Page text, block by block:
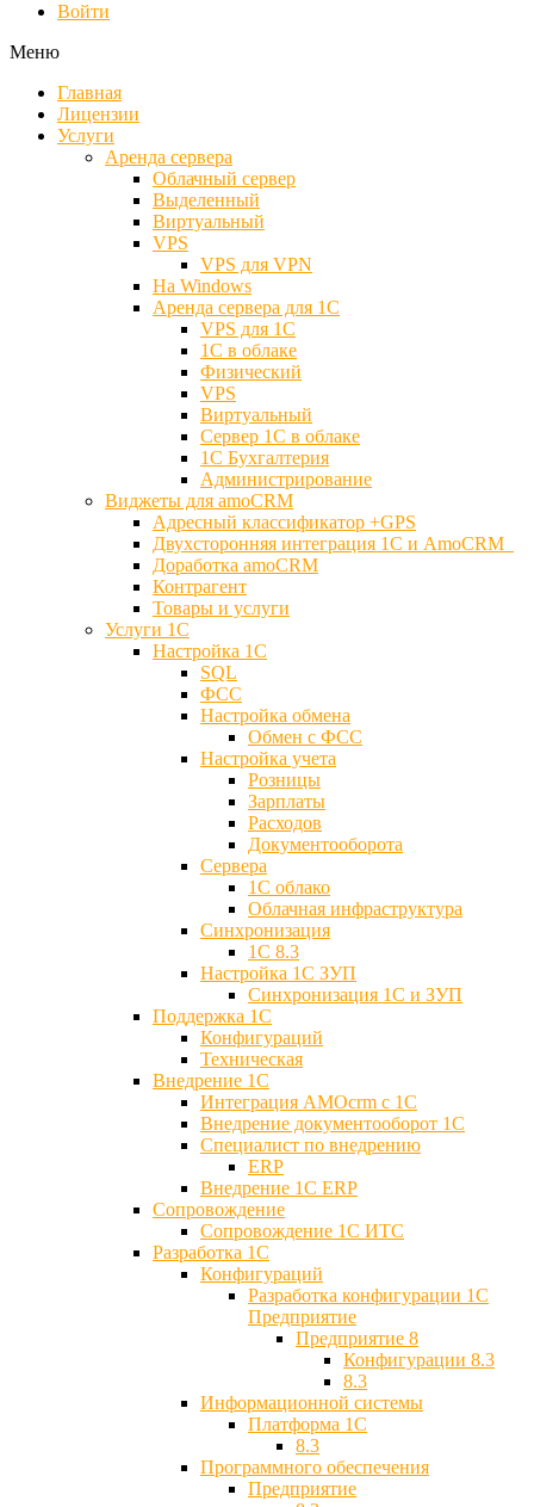
Войти
Меню
Главная
Лицензии
Услуги
Аренда сервера
Облачный сервер
Выделенный
Виртуальный
VPS
VPS для VPN
На Windows
Аренда сервера для 1С
VPS для 1С
1С в облаке
Физический
VPS
Виртуальный
Сервер 1С в облаке
1С Бухгалтерия
Администрирование
Виджеты для amoCRM
Адресный классификатор +GPS
Двухсторонняя интеграция 1С и AmoCRM
Доработка amoCRM
Контрагент
Товары и услуги
Услуги 1С
Настройка 1С
SQL
ФСС
Настройка обмена
Обмен с ФСС
Настройка учета
Розницы
Зарплаты
Расходов
Документооборота
Сервера
1С облако
Облачная инфраструктура
Синхронизация
1С 8.3
Настройка 1С ЗУП
Синхронизация 1С и ЗУП
Поддержка 1С
Конфигураций
Техническая
Внедрение 1С
Интеграция AMOcrm с 1C
Внедрение документооборот 1С
Специалист по внедрению
ERP
Внедрение 1С ERP
Cопровождение
Cопровождение 1С ИТС
Разработка 1C
Конфигураций
Разработка конфигурации 1С
Предприятие
Предприятие 8
Конфигурации 8.3
8.3
Информационной системы
Платформа 1С
8.3
Программного обеспечения
Предприятие